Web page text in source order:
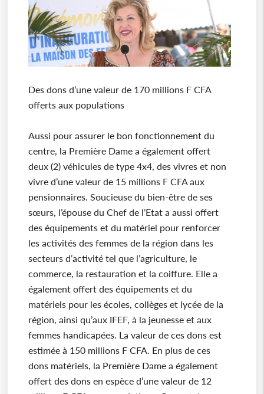
Des dons d’une valeur de 170 millions F CFA
offerts aux populations
Aussi pour assurer le bon fonctionnement du
centre, la Première Dame a également offert
deux (2) véhicules de type 4x4, des vivres et non
vivre d’une valeur de 15 millions F CFA aux
pensionnaires. Soucieuse du bien-être de ses
sœurs, l’épouse du Chef de l’Etat a aussi offert
des équipements et du matériel pour renforcer
les activités des femmes de la région dans les
secteurs d’activité tel que l’agriculture, le
commerce, la restauration et la coiffure. Elle a
également offert des équipements et du
matériels pour les écoles, collèges et lycée de la
région, ainsi qu’aux IFEF, à la jeunesse et aux
femmes handicapées. La valeur de ces dons est
estimée à 150 millions F CFA. En plus de ces
dons matériels, la Première Dame a également
offert des dons en espèce d’une valeur de 12